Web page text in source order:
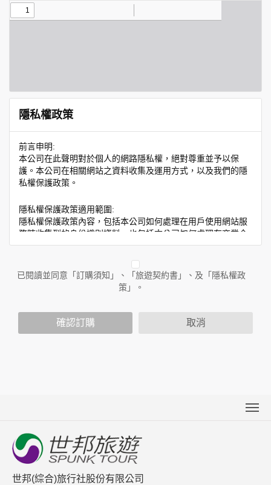
隱私權政策
前言申明:
本公司在此聲明對於個人的網路隱私權，絕對尊重並予以保
護。本公司在相關網站之資料收集及運用方式，以及我們的隱
私權保護政策。
隱私權保護政策適用範圍:
隱私權保護政策內容，包括本公司如何處理在用戶使用網站服
務時收集到的身份識別資料，也包括本公司如何處理在商業合
作與本公司合作時分享的任何身份識別資料。隱私權保護政策
人員。例如您透過本公司旗下網站上的廣告廠商連結，這些置
放連結的廠商也可能蒐集您個人的資料。對於您主動提供的個
人資訊，這些廣告廠商或連結網站有其個別的隱私權保護政
您個人在本網站上的聊天室或討論區中任意公開個人資料的行
本網站在您使用服務信箱、問卷調查等互動性功能時，會保留
設備的 IP 位址、使用時間、使用的瀏覽器、瀏覽及點選資料記
錄等，做為我們增進網站服務的參考依據，此記錄為內部應
用，決不對外公布。
為提供精確的服務，我們會將收集的問卷調查內容進行統計與
已閱讀並同意「訂購須知」、「旅遊契約書」、及「隱私權政
策」。
確認訂購 取消
新聞中心
聯絡我們
世邦(綜合)旅行社股份有限公司